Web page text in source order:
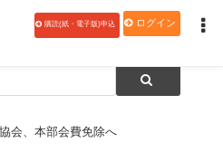
購読(紙・電子版)申込 ログイン
会、本部会費免除へ